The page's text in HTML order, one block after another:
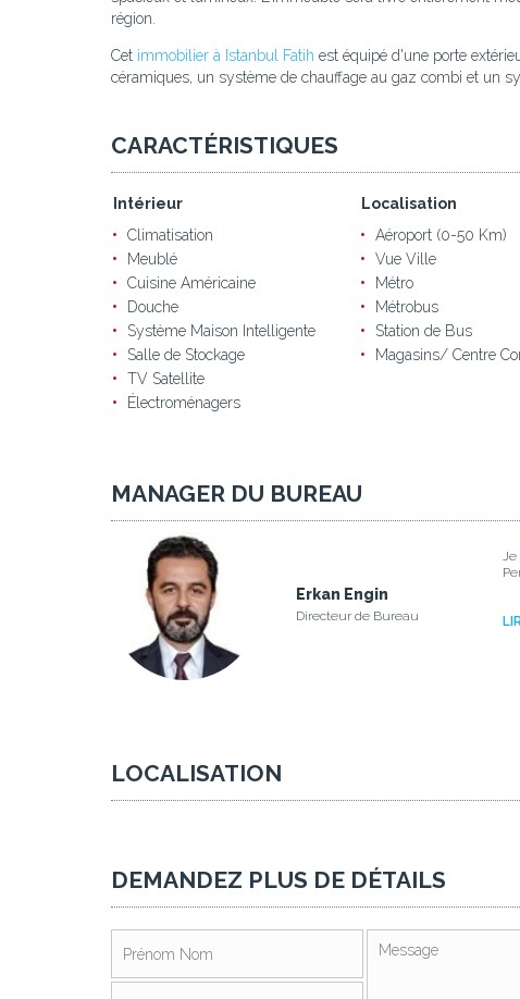
région.
Cet immobilier à Istanbul Fatih est équipé d'une porte
céramiques, un système de chauffage au gaz combi et un
CARACTÉRISTIQUES
Intérieur
Climatisation
Meublé
Cuisine Américaine
Douche
Système Maison Intelligente
Salle de Stockage
TV Satellite
Électroménagers
Localisation
Aéroport (0-50 Km)
Vue Ville
Métro
Métrobus
Station de Bus
Magasins/ Centre
MANAGER DU BUREAU
Erkan Engin
Directeur de Bureau
LOCALISATION
DEMANDEZ PLUS DE DÉTAILS